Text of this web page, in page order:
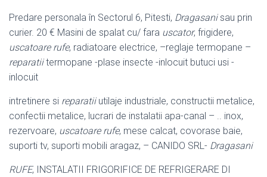
Predare personala în Sectorul 6, Pitesti, Dragasanisau prin
curier. 20 € Masini de spalat cu/ fara uscator, frigidere,
uscatoare rufe, radiatoare electrice, –reglaje termopane –
reparatiitermopane -plase insecte -inlocuit butuci usi -
inlocuit
intretinere si reparatiiutilaje industriale, constructii metalice,
confectii metalice, lucrari de instalatii apa-canal – .. inox,
rezervoare, uscatoare rufe, mese calcat, covorase baie,
suporti tv, suporti mobili aragaz, – CANIDO SRL- Dragasani
RUFE, INSTALATII FRIGORIFICE DE REFRIGERARE DI